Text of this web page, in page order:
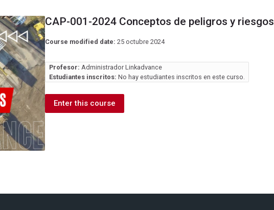
CAP-001-2024 Conceptos de peligros y riesgos
Course modified date: 25 octubre 2024
Profesor: Administrador Linkadvance
Estudiantes inscritos: No hay estudiantes inscritos en este curso.
Enter this course